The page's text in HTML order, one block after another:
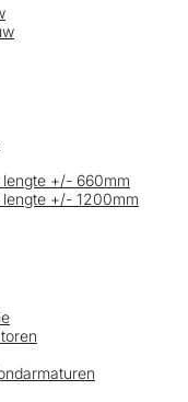
+/- 660mm
+/- 1200mm